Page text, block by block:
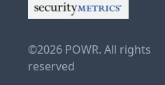
©2026 POWR. All rights
reserved